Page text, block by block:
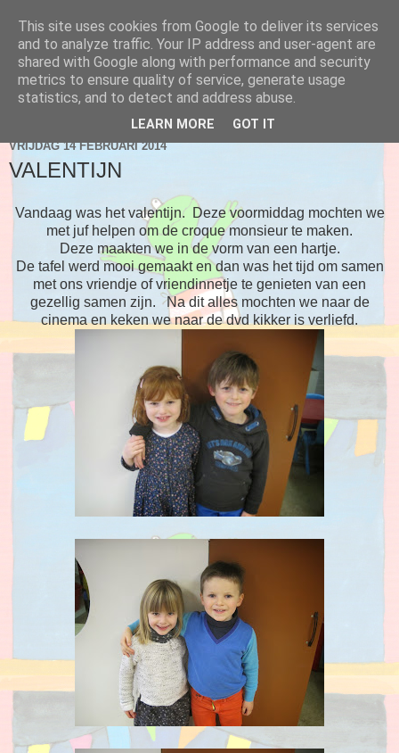
Blog 2de kleuter A
VRIJDAG 14 FEBRUARI 2014
VALENTIJN
Vandaag was het valentijn. Deze voormiddag mochten we
met juf helpen om de croque monsieur te maken.
Deze maakten we in de vorm van een hartje.
De tafel werd mooi gemaakt en dan was het tijd om samen
met ons vriendje of vriendinnetje te genieten van een
gezellig samen zijn. Na dit alles mochten we naar de
cinema en keken we naar de dvd kikker is verliefd.
This site uses cookies from Google to deliver its services
and to analyze traffic. Your IP address and user-agent are
shared with Google along with performance and security
metrics to ensure quality of service, generate usage
statistics, and to detect and address abuse.
LEARN MORE GOT IT